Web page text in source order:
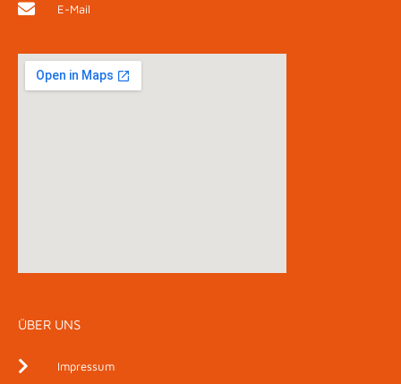
E-Mail
ÜBER UNS
Impressum